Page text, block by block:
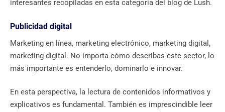
interesantes recopiladas en esta categoría del blog de Lush.
Publicidad digital
Marketing en línea, marketing electrónico, marketing digital,
marketing digital. No importa cómo describas este sector, lo
más importante es entenderlo, dominarlo e innovar.
En esta perspectiva, la lectura de contenidos informativos y
explicativos es fundamental. También es imprescindible leer